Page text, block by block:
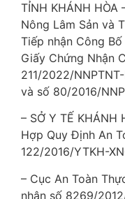
TỈNH KHÁNH HÒA
Nông Lâm Sản và
Tiếp nhận Công
Giấy Chứng Nhận
211/2022/
và số 80/2016/
– SỞ Y TẾ KHÁNH
Hợp Quy Định An
122/2016/YTKH-
– Cục An Toàn
nhận số 8269/